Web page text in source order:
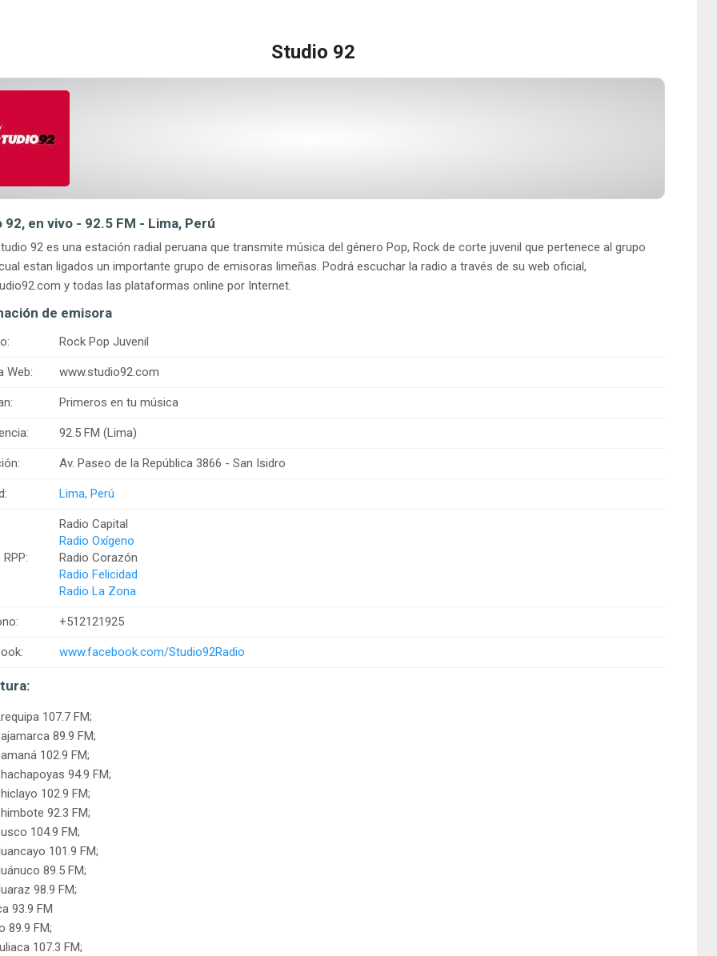
Studio 92
92, en vivo - 92.5 FM - Lima, Perú
92 es una estación radial peruana que transmite música del género Pop, Rock de corte juvenil que pertenece al grupo
cual estan ligados un importante grupo de emisoras limeñas. Podrá escuchar la radio a través de su web oficial,
y todas las plataformas online por Internet.
de emisora
Rock Pop Juvenil
Web: www.studio92.com
Primeros en tu música
92.5 FM (Lima)
Av. Paseo de la República 3866 - San Isidro
Lima, Perú
Radio Capital
Radio Oxígeno
Radio Corazón
Radio Felicidad
Radio La Zona
+512121925
www.facebook.com/Studio92Radio
107.7 FM;
89.9 FM;
102.9 FM;
94.9 FM;
102.9 FM;
92.3 FM;
104.9 FM;
101.9 FM;
89.5 FM;
98.9 FM;
93.9 FM
89.9 FM;
107.3 FM;